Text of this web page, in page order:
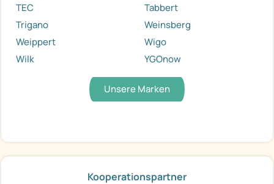
TEC
Tabbert
Trigano
Weinsberg
Weippert
Wigo
Wilk
YGOnow
Unsere Marken
Kooperationspartner